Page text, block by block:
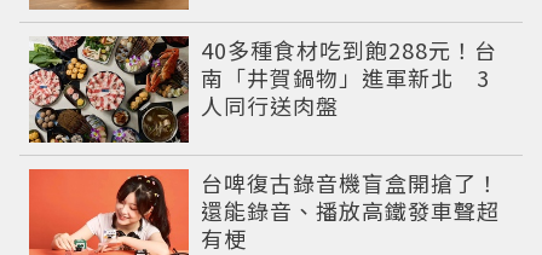
40多種食材吃到飽288元！台
南「井賀鍋物」進軍新北 3
人同行送肉盤
台啤復古錄音機盲盒開搶了！
還能錄音、播放高鐵發車聲超
有梗